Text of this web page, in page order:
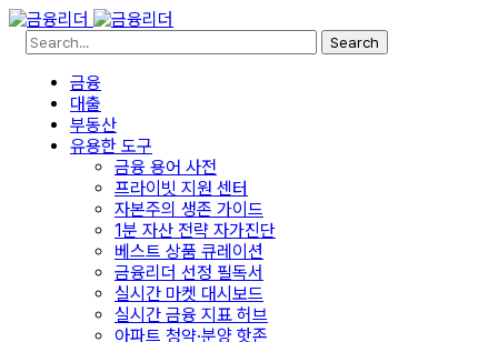
Search
금융
대출
부동산
유용한 도구
금융 용어 사전
프라이빗 지원 센터
자본주의 생존 가이드
1분 자산 전략 자가진단
베스트 상품 큐레이션
금융리더 선정 필독서
실시간 마켓 대시보드
실시간 금융 지표 허브
아파트 청약·분양 핫존